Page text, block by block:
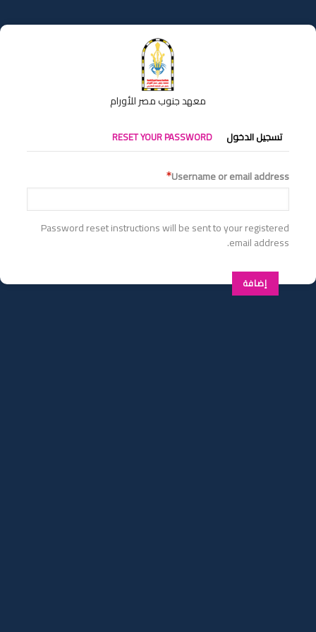
إلى
المحتوى
معهد جنوب مصر للأورام
التبويبات
الأساسية
تسجيل الدخول RESET YOUR PASSWORD
Username or email address
Password reset instructions will be sent to your registered
email address.